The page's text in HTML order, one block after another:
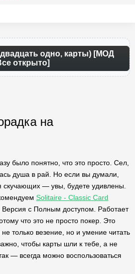
одно, карты) [МОД
открыто]
на
было понятно, что это просто. Сел,
душа в рай. Но если вы думали,
скучающих — увы, будете удивлены.
Solitaire - Classic Card
. Версия с Полным доступом. Работает
что это не просто покер. Это
только везение, но и умение читать
чтобы карты шли к тебе, а не
— всегда можно воспользоваться